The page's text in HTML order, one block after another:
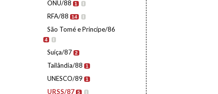
ONU/88 1 I
RFA/88 14 I
São Tomé e Princípe/86
4 I
Suíça/87 2
Tailândia/88 1
UNESCO/89 1
URSS/87 5 I